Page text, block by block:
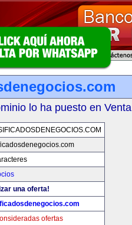
lo ha puesto en Venta
una oferta!
ofertas